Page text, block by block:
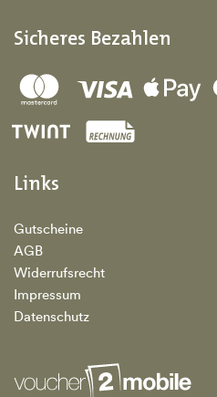
Sicheres Bezahlen
Links
Gutscheine
AGB
Widerrufsrecht
Impressum
Datenschutz